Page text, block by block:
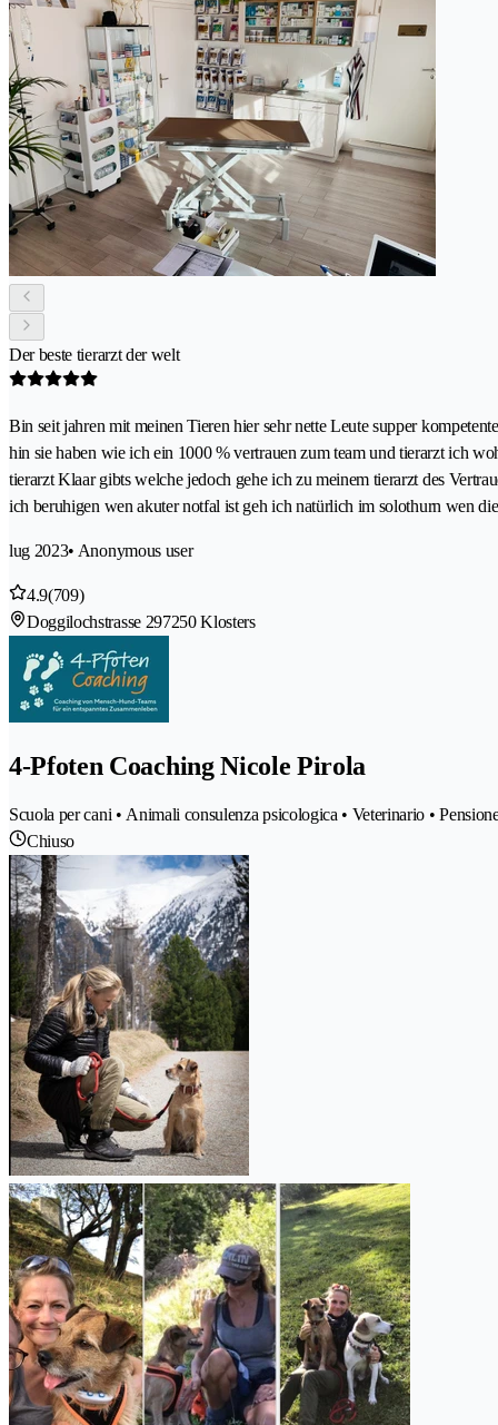
Der beste tierarzt der welt
Bin seit jahren mit meinen Tieren hier sehr nette Leute supper
hin sie haben wie ich ein 1000 % vertrauen zum team und tierarzt ich
tierarzt Klaar gibts welche jedoch gehe ich zu meinem tierarzt des
ich beruhigen wen akuter notfal ist geh ich natürlich im solothurn wen
lug 2023• Anonymous user
4.9(709)
Doggilochstrasse 297250 Klosters
4-Pfoten Coaching Nicole Pirola
Scuola per cani • Animali consulenza psicologica • Veterinario •
Chiuso